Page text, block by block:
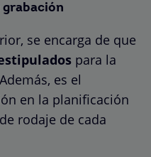
se encarga de que
para la
es el
en la planificación
rodaje de cada